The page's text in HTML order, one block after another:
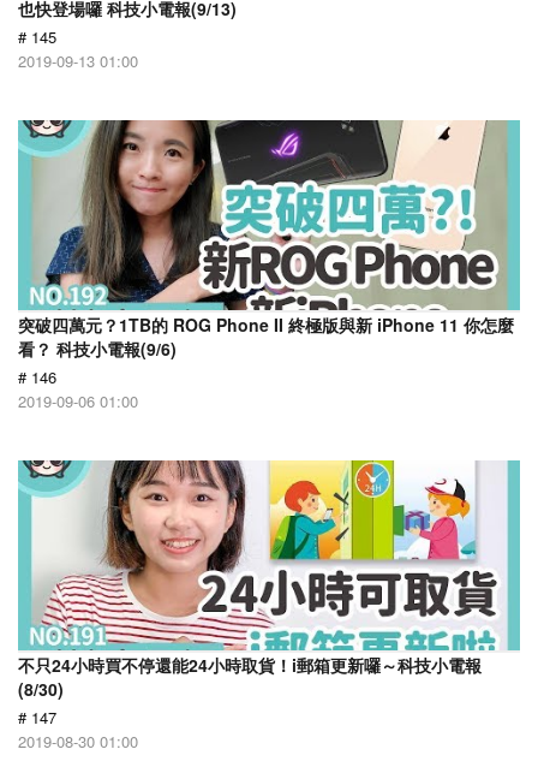
也快登場囉 科技小電報(9/13)
# 145
2019-09-13 01:00
突破四萬元？1TB的 ROG Phone II 終極版與新 iPhone 11 你怎麼
看？ 科技小電報(9/6)
# 146
2019-09-06 01:00
不只24小時買不停還能24小時取貨！i郵箱更新囉～科技小電報
(8/30)
# 147
2019-08-30 01:00